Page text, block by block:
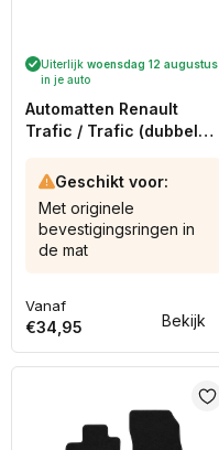
Bekijk
Uiterlijk woensdag 12 augustus
in je auto
Automatten Renault
Trafic / Trafic (dubbel
Geschikt voor:
Met originele
bevestigingsringen in
de mat
Normale
prijs
Vanaf
€34,95